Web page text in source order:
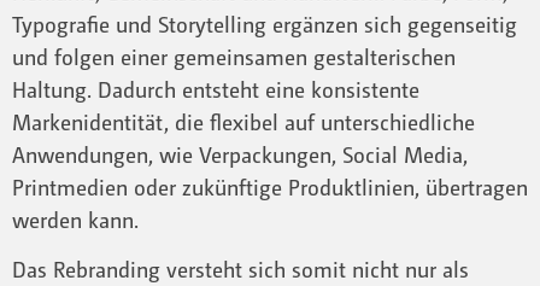
Typografie und Storytelling ergänzen sich gegenseitig
und folgen einer gemeinsamen gestalterischen
Haltung. Dadurch entsteht eine konsistente
Markenidentität, die flexibel auf unterschiedliche
Anwendungen, wie Verpackungen, Social Media,
Printmedien oder zukünftige Produktlinien, übertragen
werden kann.
Das Rebranding versteht sich somit nicht nur als